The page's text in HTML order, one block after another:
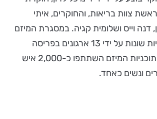
צוות בריאות, והחוקרים, איתי
דנה וייס ושלומית קגיה. במסגרת המיזם
הופעלו 23 תוכניות שונות על ידי 13 ארגונים בפריסה
ארצית רחבה. בתוכניות המיזם השתתפו כ-2,000 איש